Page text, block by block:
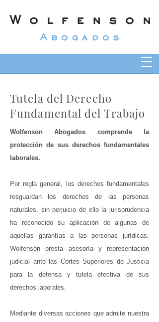
Wolfenson
Abogados
Tutela del Derecho
Fundamental del Trabajo
Wolfenson Abogados comprende la
protección de sus derechos fundamentales
laborales.
Por regla general, los derechos fundamentales
resguardan los derechos de las personas
naturales, sin perjuicio de ello la jurisprudencia
ha reconocido su aplicación de algunas de
aquellas garantías a las personas jurídicas.
Wolfenson presta asesoría y representación
judicial ante las Cortes Superiores de Justicia
para la defensa y tutela efectiva de sus
derechos laborales.
Mediante diversas acciones que admite nuestra